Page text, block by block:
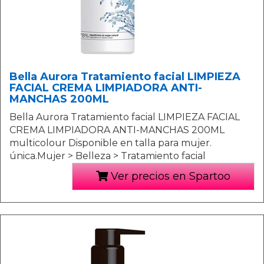
Bella Aurora Tratamiento facial LIMPIEZA
FACIAL CREMA LIMPIADORA ANTI-
MANCHAS 200ML
Bella Aurora Tratamiento facial LIMPIEZA FACIAL
CREMA LIMPIADORA ANTI-MANCHAS 200ML
multicolour Disponible en talla para mujer.
única.Mujer > Belleza > Tratamiento facial
Ver precios en Spartoo